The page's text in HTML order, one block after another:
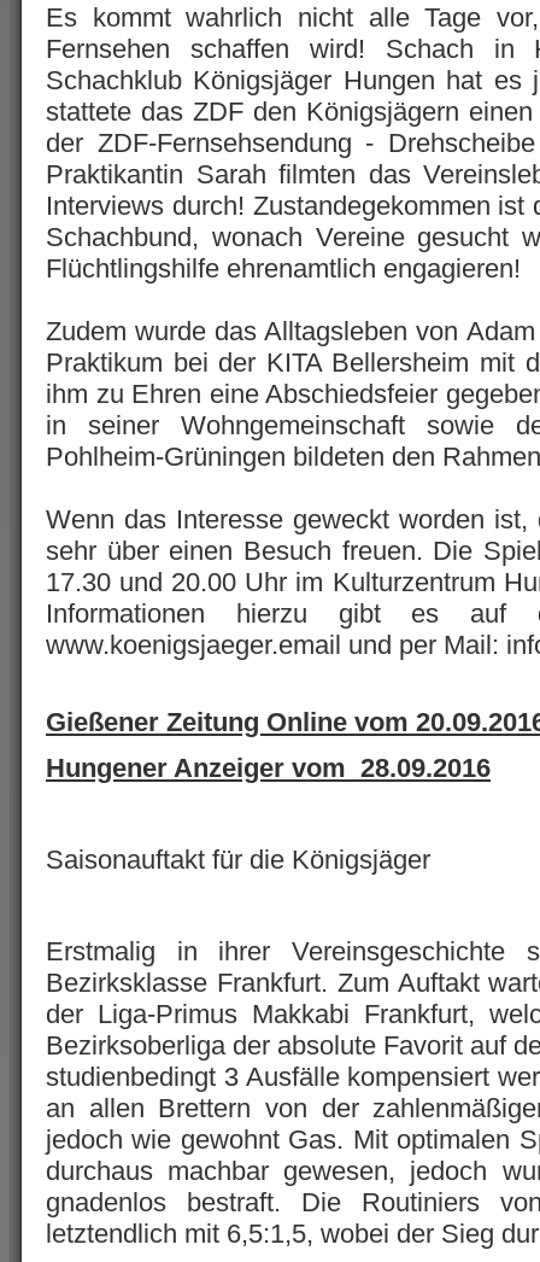
Es kommt wahrlich nicht alle Tage
Fernsehen schaffen wird! Schach
Schachklub Königsjäger Hungen hat es
stattete das ZDF den Königsjägern
der ZDF-Fernsehsendung -
Praktikantin Sarah filmten das
Interviews durch! Zustandegekommen
Schachbund, wonach Vereine gesucht
Flüchtlingshilfe ehrenamtlich engagieren!
Zudem wurde das Alltagsleben von
Praktikum bei der KITA Bellersheim mit
ihm zu Ehren eine Abschiedsfeier
in seiner Wohngemeinschaft sowie
Pohlheim-Grüningen bildeten den
Wenn das Interesse geweckt worden
sehr über einen Besuch freuen. Die
17.30 und 20.00 Uhr im Kulturzentrum
Informationen hierzu gibt es auf
www.koenigsjaeger.email und per Mail:
Gießener Zeitung Online vom
Hungener Anzeiger vom 28.09.2016
Saisonauftakt für die Königsjäger
Erstmalig in ihrer Vereinsgeschichte
Bezirksklasse Frankfurt. Zum Auftakt
der Liga-Primus Makkabi Frankfurt,
Bezirksoberliga der absolute Favorit auf
studienbedingt 3 Ausfälle kompensiert
an allen Brettern von der
jedoch wie gewohnt Gas. Mit optimalen
durchaus machbar gewesen, jedoch
gnadenlos bestraft. Die Routiniers
letztendlich mit 6,5:1,5, wobei der Sieg